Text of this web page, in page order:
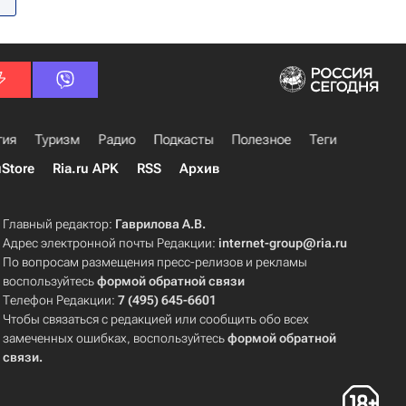
Туризм Радио Подкасты Полезное
Теги
Ria.ru APK RSS Архив
Главный редактор: Гаврилова А.В.
Адрес электронной почты Редакции:internet-group@ria.ru
По вопросам размещения пресс-релизов и рекламы
воспользуйтесьформой обратной связи
Телефон Редакции:7 (495) 645-6601
Чтобы связаться с редакцией или сообщить обо всех
замеченных ошибках, воспользуйтесьформой обратной
связи.